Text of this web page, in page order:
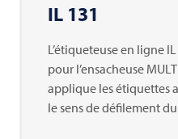
IL 131
L’étiqueteuse en ligne
pour l’ensacheuse
applique les étiquettes
le sens de défilement